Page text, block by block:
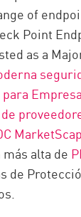
of
Point
as a
alta de
de